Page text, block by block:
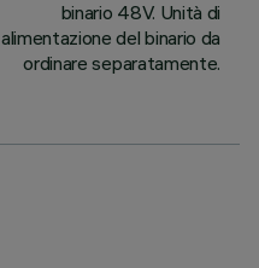
binario 48V. Unità di
alimentazione del binario da
ordinare separatamente.